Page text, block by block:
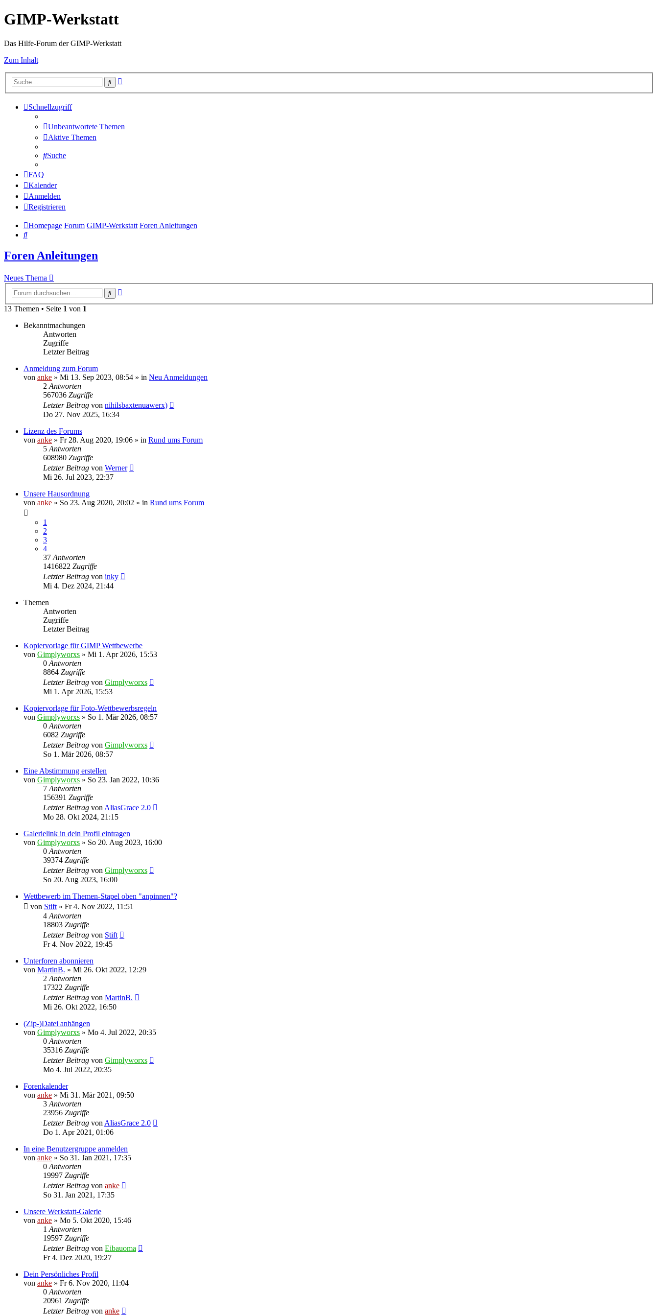
GIMP-Werkstatt
Das Hilfe-Forum der GIMP-Werkstatt
Zum Inhalt
Suche
Schnellzugriff
Unbeantwortete Themen
Aktive Themen
Suche
FAQ
Kalender
Anmelden
Registrieren
Homepage Forum GIMP-Werkstatt Foren Anleitungen
Suche
Foren Anleitungen
Neues Thema
Suche
13 Themen • Seite 1 von 1
Bekanntmachungen
Antworten
Zugriffe
Letzter Beitrag
Anmeldung zum Forum
von anke » Mi 13. Sep 2023, 08:54 » in Neu Anmeldungen
2 Antworten
567036 Zugriffe
Letzter Beitrag von nihilsbaxtenuawerx)
Do 27. Nov 2025, 16:34
Lizenz des Forums
von anke » Fr 28. Aug 2020, 19:06 » in Rund ums Forum
5 Antworten
608980 Zugriffe
Letzter Beitrag von Werner
Mi 26. Jul 2023, 22:37
Unsere Hausordnung
von anke » So 23. Aug 2020, 20:02 » in Rund ums Forum
1
2
3
4
37 Antworten
1416822 Zugriffe
Letzter Beitrag von inky
Mi 4. Dez 2024, 21:44
Themen
Antworten
Zugriffe
Letzter Beitrag
Kopiervorlage für GIMP Wettbewerbe
von Gimplyworxs » Mi 1. Apr 2026, 15:53
0 Antworten
8864 Zugriffe
Letzter Beitrag von Gimplyworxs
Mi 1. Apr 2026, 15:53
Kopiervorlage für Foto-Wettbewerbsregeln
von Gimplyworxs » So 1. Mär 2026, 08:57
0 Antworten
6082 Zugriffe
Letzter Beitrag von Gimplyworxs
So 1. Mär 2026, 08:57
Eine Abstimmung erstellen
von Gimplyworxs » So 23. Jan 2022, 10:36
7 Antworten
156391 Zugriffe
Letzter Beitrag von AliasGrace 2.0
Mo 28. Okt 2024, 21:15
Galerielink in dein Profil eintragen
von Gimplyworxs » So 20. Aug 2023, 16:00
0 Antworten
39374 Zugriffe
Letzter Beitrag von Gimplyworxs
So 20. Aug 2023, 16:00
Wettbewerb im Themen-Stapel oben "anpinnen"?
von Stift » Fr 4. Nov 2022, 11:51
4 Antworten
18803 Zugriffe
Letzter Beitrag von Stift
Fr 4. Nov 2022, 19:45
Unterforen abonnieren
von MartinB. » Mi 26. Okt 2022, 12:29
2 Antworten
17322 Zugriffe
Letzter Beitrag von MartinB.
Mi 26. Okt 2022, 16:50
(Zip-)Datei anhängen
von Gimplyworxs » Mo 4. Jul 2022, 20:35
0 Antworten
35316 Zugriffe
Letzter Beitrag von Gimplyworxs
Mo 4. Jul 2022, 20:35
Forenkalender
von anke » Mi 31. Mär 2021, 09:50
3 Antworten
23956 Zugriffe
Letzter Beitrag von AliasGrace 2.0
Do 1. Apr 2021, 01:06
In eine Benutzergruppe anmelden
von anke » So 31. Jan 2021, 17:35
0 Antworten
19997 Zugriffe
Letzter Beitrag von anke
So 31. Jan 2021, 17:35
Unsere Werkstatt-Galerie
von anke » Mo 5. Okt 2020, 15:46
1 Antworten
19597 Zugriffe
Letzter Beitrag von Eibauoma
Fr 4. Dez 2020, 19:27
Dein Persönliches Profil
von anke » Fr 6. Nov 2020, 11:04
0 Antworten
20961 Zugriffe
Letzter Beitrag von anke